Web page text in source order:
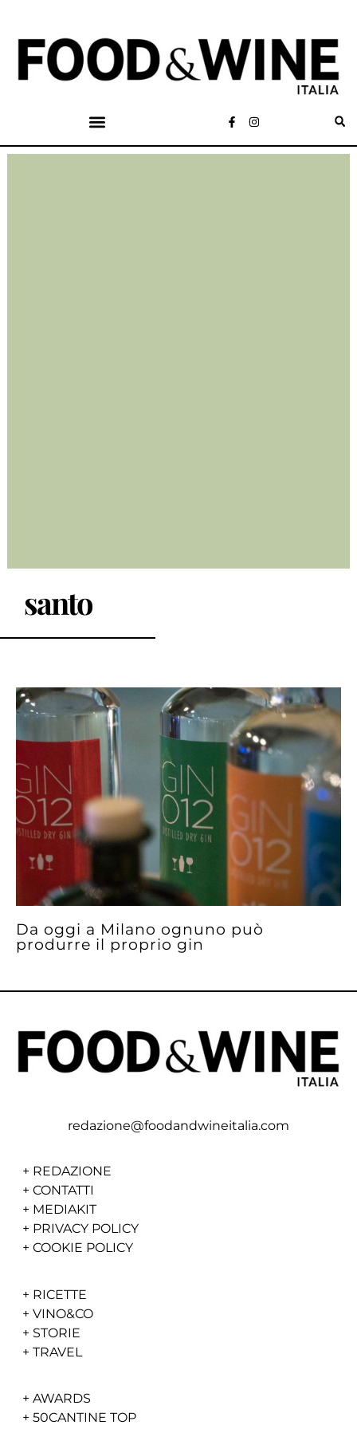
santo
Da oggi a Milano ognuno può
produrre il proprio gin
redazione@foodandwineitalia.com
+ REDAZIONE
+ CONTATTI
+ MEDIAKIT
+ PRIVACY POLICY
+ COOKIE POLICY
+ RICETTE
+ VINO&CO
+ STORIE
+ TRAVEL
+ AWARDS
+ 50CANTINE TOP